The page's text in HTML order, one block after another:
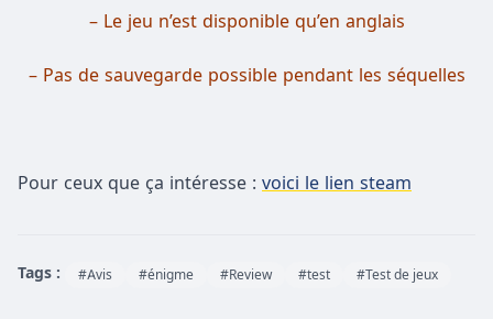
– Le jeu n’est disponible qu’en anglais
– Pas de sauvegarde possible pendant les séquelles
Pour ceux que ça intéresse : voici le lien steam
Tags : #Avis #énigme #Review #test #Test de jeux